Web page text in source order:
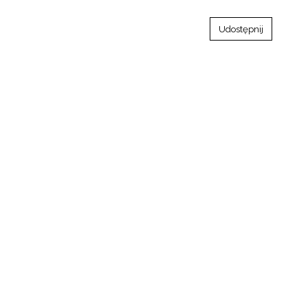
Udostępnij